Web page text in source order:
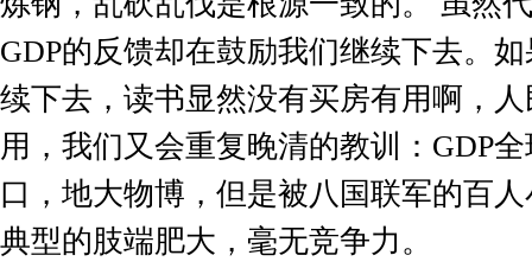
GDP的反馈却在鼓励我们继续下去。
续下去，读书显然没有买房有用啊，
用，我们又会重复晚清的教训： GDP全
口，地大物博，但是被八国联军的百
典型的肢端肥大，毫无竞争力。